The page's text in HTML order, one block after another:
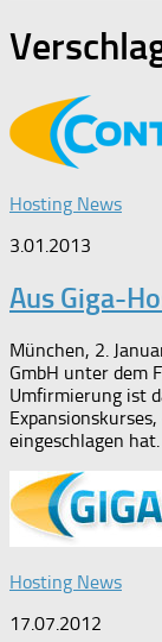
Hosting News
3.01.2013
Aus Giga-
München, 2.
GmbH unter dem
Umfirmierung ist
eingeschlagen hat.
Hosting News
17.07.2012